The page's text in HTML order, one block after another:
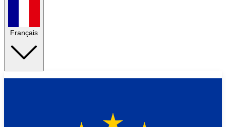
Français